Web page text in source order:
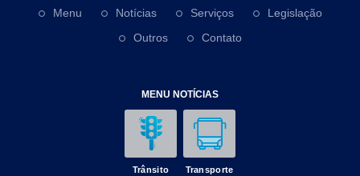
Menu Notícias Serviços
Legislação
Outros
Contato
MENU NOTÍCIAS
Trânsito Transporte